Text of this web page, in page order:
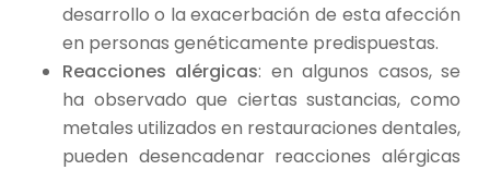
desarrollo o la exacerbación de esta afección
en personas genéticamente predispuestas.
Reacciones alérgicas: en algunos casos, se
ha observado que ciertas sustancias, como
metales utilizados en restauraciones dentales,
pueden desencadenar reacciones alérgicas